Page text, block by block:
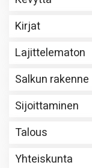
Kirjat
Lajittelematon
Salkun rakenne
Sijoittaminen
Talous
Yhteiskunta